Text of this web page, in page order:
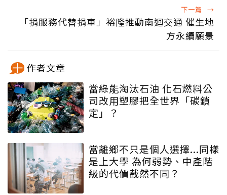
下一篇 →
「捐服務代替捐車」裕隆推動南迴交通 催生地
方永續願景
作者文章
當綠能淘汰石油 化石燃料公
司改用塑膠把全世界「碳鎖
定」？
當離鄉不只是個人選擇...同樣
是上大學 為何弱勢、中產階
級的代價截然不同？